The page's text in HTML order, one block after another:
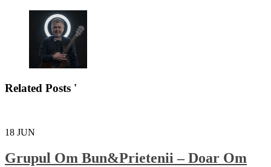
Related Posts '
18 JUN
Grupul Om Bun&Prietenii – Doar Om